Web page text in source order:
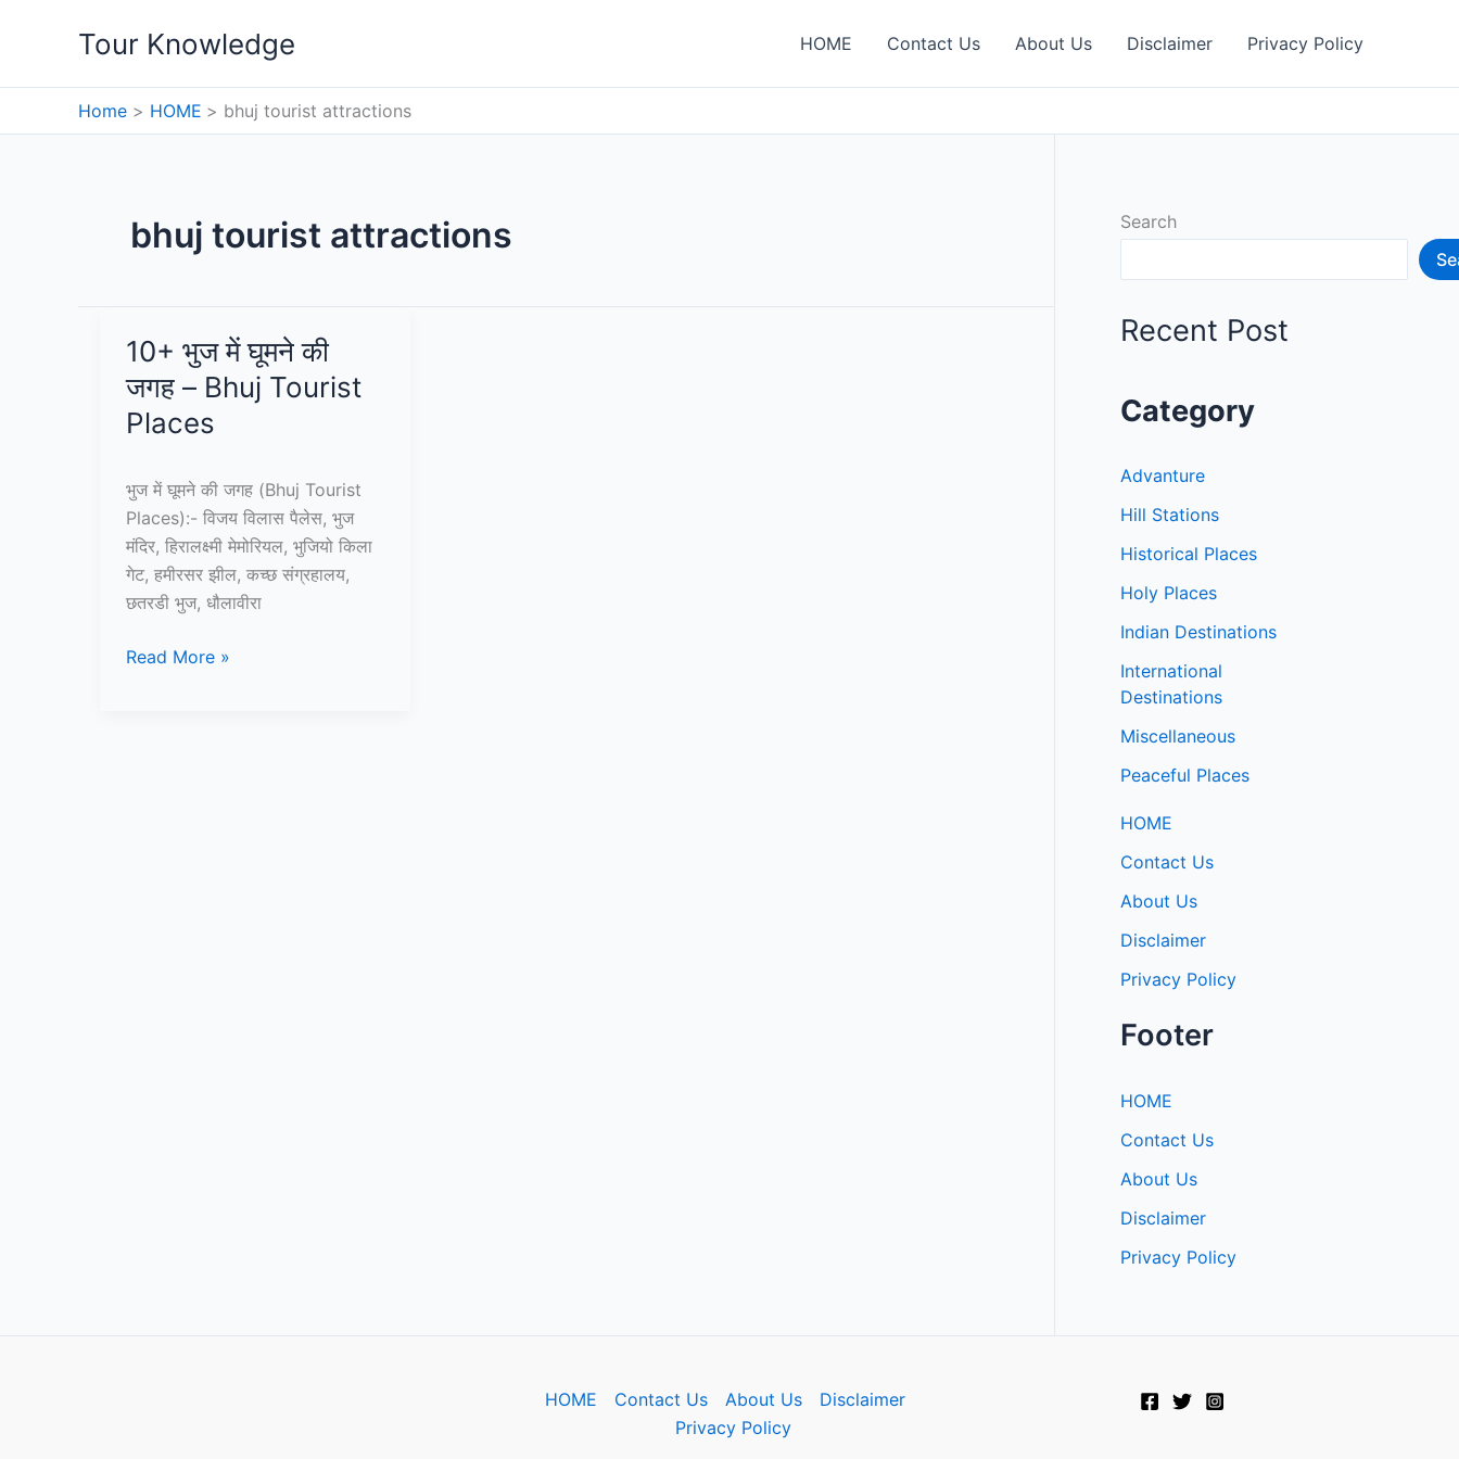
Tour Knowledge HOME Contact Us About Us Disclaimer Privacy Policy
Home HOME bhuj tourist attractions
bhuj tourist attractions
10+ भुज में घूमने की
जगह – Bhuj Tourist
Places
भुज में घूमने की जगह (Bhuj Tourist
Places):- विजय विलास पैलेस, भुज
मंदिर, हिरालक्ष्मी मेमोरियल, भुजियो किला
गेट, हमीरसर झील, कच्छ संग्रहालय,
छतरडी भुज, धौलावीरा
10+
Read More »
Search
Recent Post
Category
Advanture
Hill Stations
Historical Places
Holy Places
Indian Destinations
International
Destinations
Miscellaneous
Peaceful Places
HOME
Contact Us
About Us
Disclaimer
Privacy Policy
Footer
HOME
Contact Us
About Us
Disclaimer
Privacy Policy
HOME Contact Us About Us
Disclaimer
Privacy Policy